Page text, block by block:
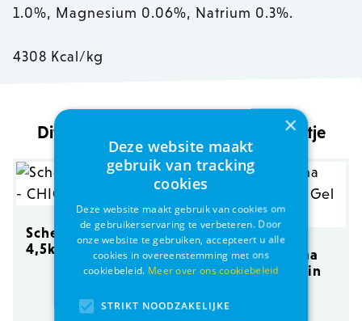
1.0%, Magnesium 0.06%, Natrium 0.3%.
4308 Kcal/kg
Dit vind jouw diertje ook een pleziertje
Schesir NS Cat
4,5kg - CHICKEN
€ 40,55
Porta 21 Cat Tuna
With Aloe Vera in
×
Deze website maakt
gebruik van tracking
cookies
Deze website maakt gebruik van cookies om
de gebruikerservaring te verbeteren. Door
onze website te gebruiken, accepteert u alle
cookies in overeenstemming met ons
cookiebeleid. Meer over ons cookiebeleid
STRIKT NOODZAKELIJKE